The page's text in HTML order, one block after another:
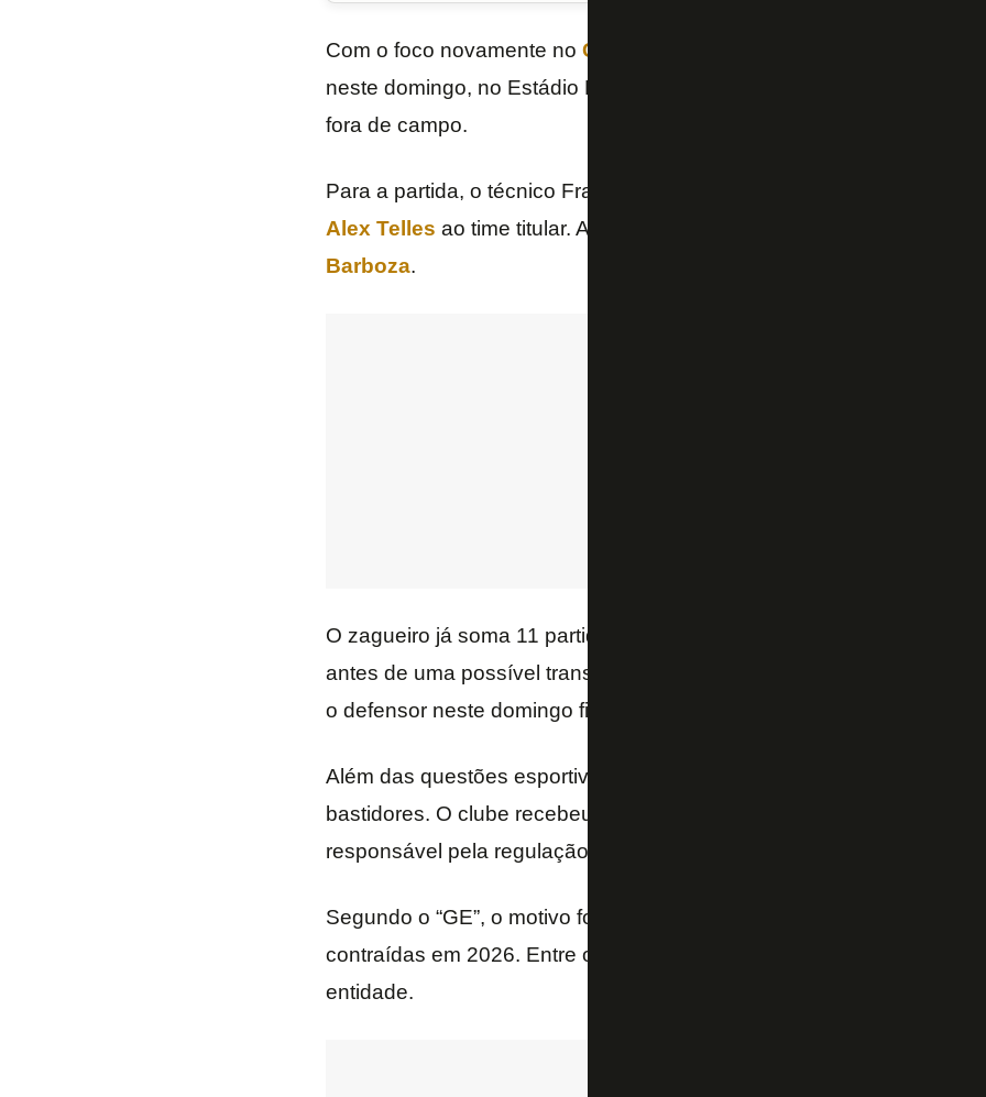
Com o foco novamente no Campeonato Brasileiro
neste domingo, no Estádio Nilton Santos, em meio a um momento
fora de campo.
Para a partida, o técnico Franclim Carvalho deve promover os
Alex Telles ao time titular. A principal dúvida da escalação envolve
Barboza.
O zagueiro já soma 11 partidas no Brasileirão e poderá atuar apenas
antes de uma possível transferência para o
o defensor neste domingo ficará nas mãos da comissão técnica.
Além das questões esportivas, o Botafogo também voltou a ser
bastidores. O clube recebeu uma notificação da
responsável pela regulação e sustentabilidade financeira do futebol
Segundo o “GE”, o motivo foi o não envio das informações
contraídas em 2026. Entre os clubes da Série A, o Botafogo foi o
entidade.